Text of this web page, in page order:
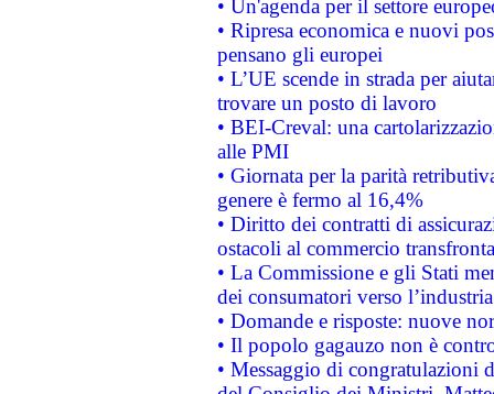
• Un'agenda per il settore
• Ripresa economica e nuovi
pensano gli europei
• L’UE scende in strada per
trovare un posto di lavoro
• BEI-Creval: una
alle PMI
• Giornata per la parità
genere è fermo al 16,4%
• Diritto dei contratti di
ostacoli al commercio
• La Commissione e gli Stati
dei consumatori verso
• Domande e risposte: nuove
• Il popolo gagauzo non è
• Messaggio di congratulazioni